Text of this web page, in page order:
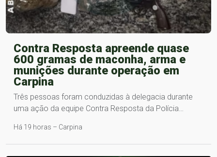
Contra Resposta apreende quase
600 gramas de maconha, arma e
munições durante operação em
Carpina
Três pessoas foram conduzidas à delegacia durante
uma ação da equipe Contra Resposta da Polícia…
Há 19 horas – Carpina